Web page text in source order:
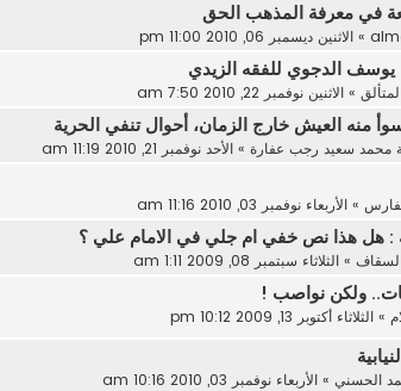
في معرفة المذهب الحق
» الاثنين ديسمبر 06, 2010 11:00 pm
يوسف الدجوي للفقه الزيدي
» الاثنين نوفمبر 22, 2010 7:50 am
منه العيش خارج الزمان، أحوال تنفي الحرية
محمد سعيد رجب عفارة » الأحد نوفمبر 21, 2010 11:19 am
» الأربعاء نوفمبر 03, 2010 11:16 am
: هل هذا نص خفي ام جلي في الامام علي ؟
السقاف » الثلاثاء سبتمبر 08, 2009 1:11 am
ولكن نواصب !
» الثلاثاء أكتوبر 13, 2009 10:12 pm
الحسني » الأربعاء نوفمبر 03, 2010 10:16 am